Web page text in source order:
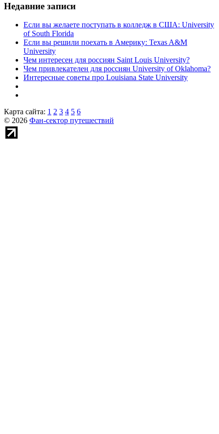
Недавние записи
Если вы желаете поступать в колледж в США: University
of South Florida
Если вы решили поехать в Америку: Texas A&M
University
Чем интересен для россиян Saint Louis University?
Чем привлекателен для россиян University of Oklahoma?
Интересные советы про Louisiana State University
Карта сайта: 1 2 3 4 5 6
© 2026 Фан-сектор путешествий